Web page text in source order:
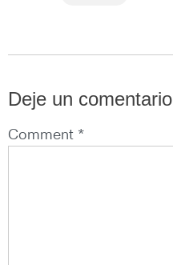
Deje un comentario
Comment *